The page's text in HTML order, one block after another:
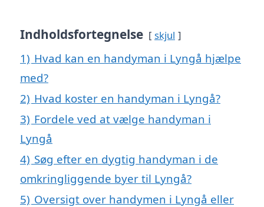
Indholdsfortegnelse skjul
1) Hvad kan en handyman i Lyngå hjælpe
med?
2) Hvad koster en handyman i Lyngå?
3) Fordele ved at vælge handyman i
Lyngå
4) Søg efter en dygtig handyman i de
omkringliggende byer til Lyngå?
5) Oversigt over handymen i Lyngå eller